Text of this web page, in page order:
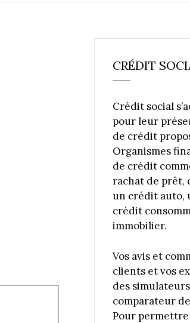
CRÉDIT
Crédit social
pour leur
de crédit
Organismes
de crédit
rachat de prêt,
un crédit auto,
crédit
immobilier.
Vos avis et
clients et vos
des
comparateur
Pour